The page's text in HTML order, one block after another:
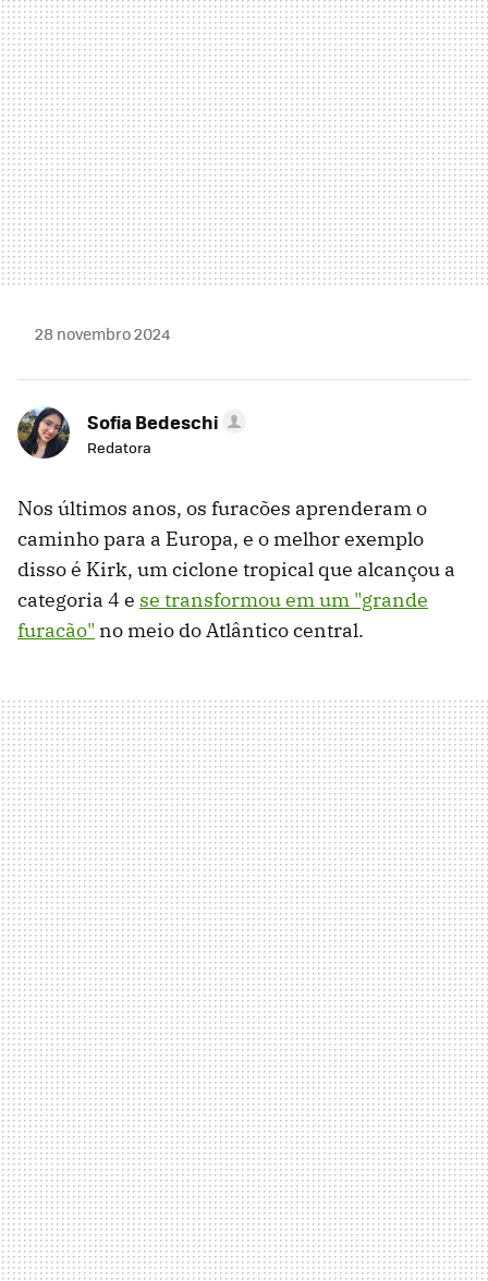
MAIL
28 novembro 2024
Sofia Bedeschi
Redatora
Nos últimos anos, os furacões aprenderam o
caminho para a Europa, e o melhor exemplo
disso é Kirk, um ciclone tropical que alcançou a
categoria 4 e se transformou em um "grande
furacão" no meio do Atlântico central.